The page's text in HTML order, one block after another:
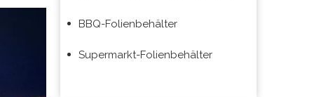
BBQ-Folienbehälter
Supermarkt-Folienbehälter